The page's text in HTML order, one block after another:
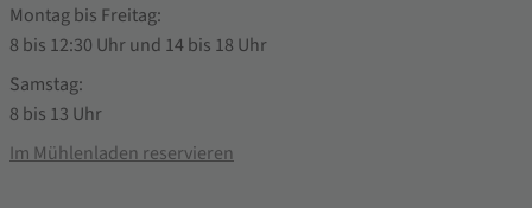
Montag bis Freitag:
8 bis 12:30 Uhr und 14 bis 18 Uhr
Samstag:
8 bis 13 Uhr
Im Mühlenladen reservieren